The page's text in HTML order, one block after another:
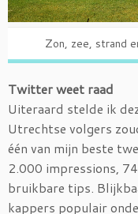
Zon, zee, strand
Twitter weet raad
Uiteraard stelde ik
Utrechtse volgers
één van mijn beste
2.000 impressions,
bruikbare tips.
kappers populair